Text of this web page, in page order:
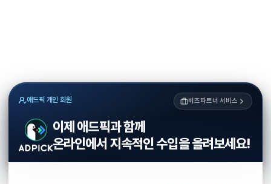
애드픽 개인 회원 비즈파트너 서비스
이제 애드픽과 함께
온라인에서 지속적인 수입을 올려보세요!